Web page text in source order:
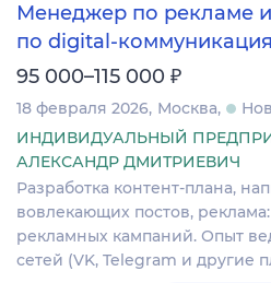
Менеджер по рекламе
по digital-
95 000–115 000 ₽
18 февраля 2026 Москва
ИНДИВИДУАЛЬНЫЙ
АЛЕКСАНДР ДМИТРИЕВИЧ
Разработка контент-плана,
вовлекающих постов,
рекламных кампаний. Опыт
сетей (VK, Telegram и другие